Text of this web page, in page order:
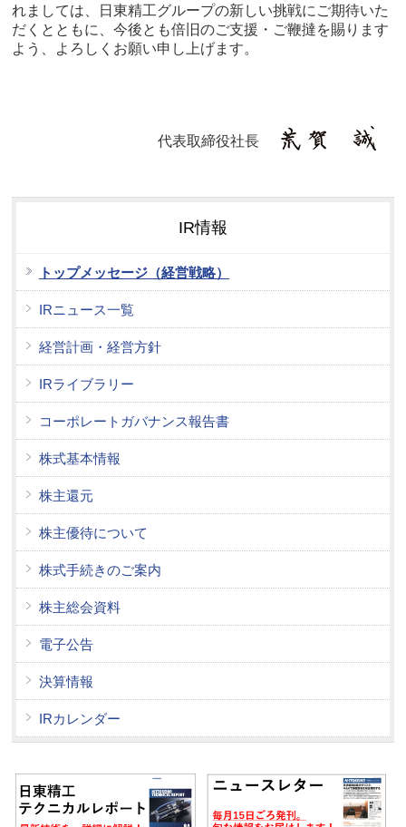
れましては、日東精工グループの新しい挑戦にご期待いた
だくとともに、今後とも倍旧のご支援・ご鞭撻を賜ります
よう、よろしくお願い申し上げます。
代表取締役社長
IR情報
トップメッセージ（経営戦略）
IRニュース一覧
経営計画・経営方針
IRライブラリー
コーポレートガバナンス報告書
株式基本情報
株主還元
株主優待について
株式手続きのご案内
株主総会資料
電子公告
決算情報
IRカレンダー